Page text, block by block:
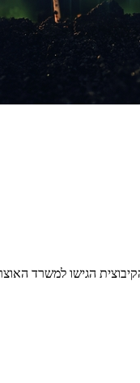
הגישו למשרד